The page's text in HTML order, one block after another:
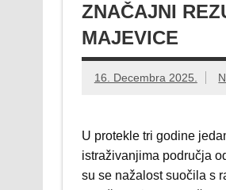
ZNAČAJNI
MAJEVICE
16. Decembra 2025.
U protekle tri godine
istraživanjima područja
su se nažalost suočila s